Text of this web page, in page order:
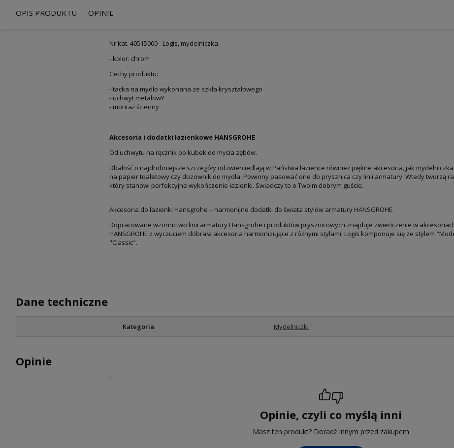
OPIS PRODUKTU OPINIE
Nr kat. 40515000 - Logis, mydelniczka.
- kolor: chrom
Cechy produktu:
- tacka na mydło wykonana ze szkła kryształowego
- uchwyt metalowY
- montaż ścienny
Akcesoria i dodatki łazienkowe HANSGROHE
Od uchwytu na ręcznik po kubek do mycia zębów.
Dbałość o najdrobniejsze szczegóły odzwierciedlają w Państwa łazience również piękne akcesoria, jak
na papier toaletowy czy dozownik do mydła. Powinny pasować one do prysznica czy linii armatury. Wtedy tworzą
który stanowi perfekcyjne wykończenie łazienki. Swiadczy to o Twoim dobrym guście.
Akcesoria do łazienki Hansgrohe – harmonijne dodatki do świata stylów armatury HANSGROHE.
Dopracowane wzornictwo linii armatury Hansgrohe i produktów prysznicowych znajduje zwieńczenie w
HANSGROHE z wyczuciem dobrała akcesoria harmonizujące z różnymi stylami: Logis komponuje się ze stylem
"Classic".
Dane techniczne
Kategoria Mydelniczki
Opinie
Opinie, czyli co myślą inni
Masz ten produkt? Doradź innym przed zakupem